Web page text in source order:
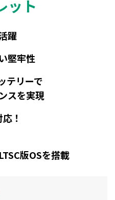
ット
躍
堅牢性
テリーで
スを実現
！
版OSを搭載